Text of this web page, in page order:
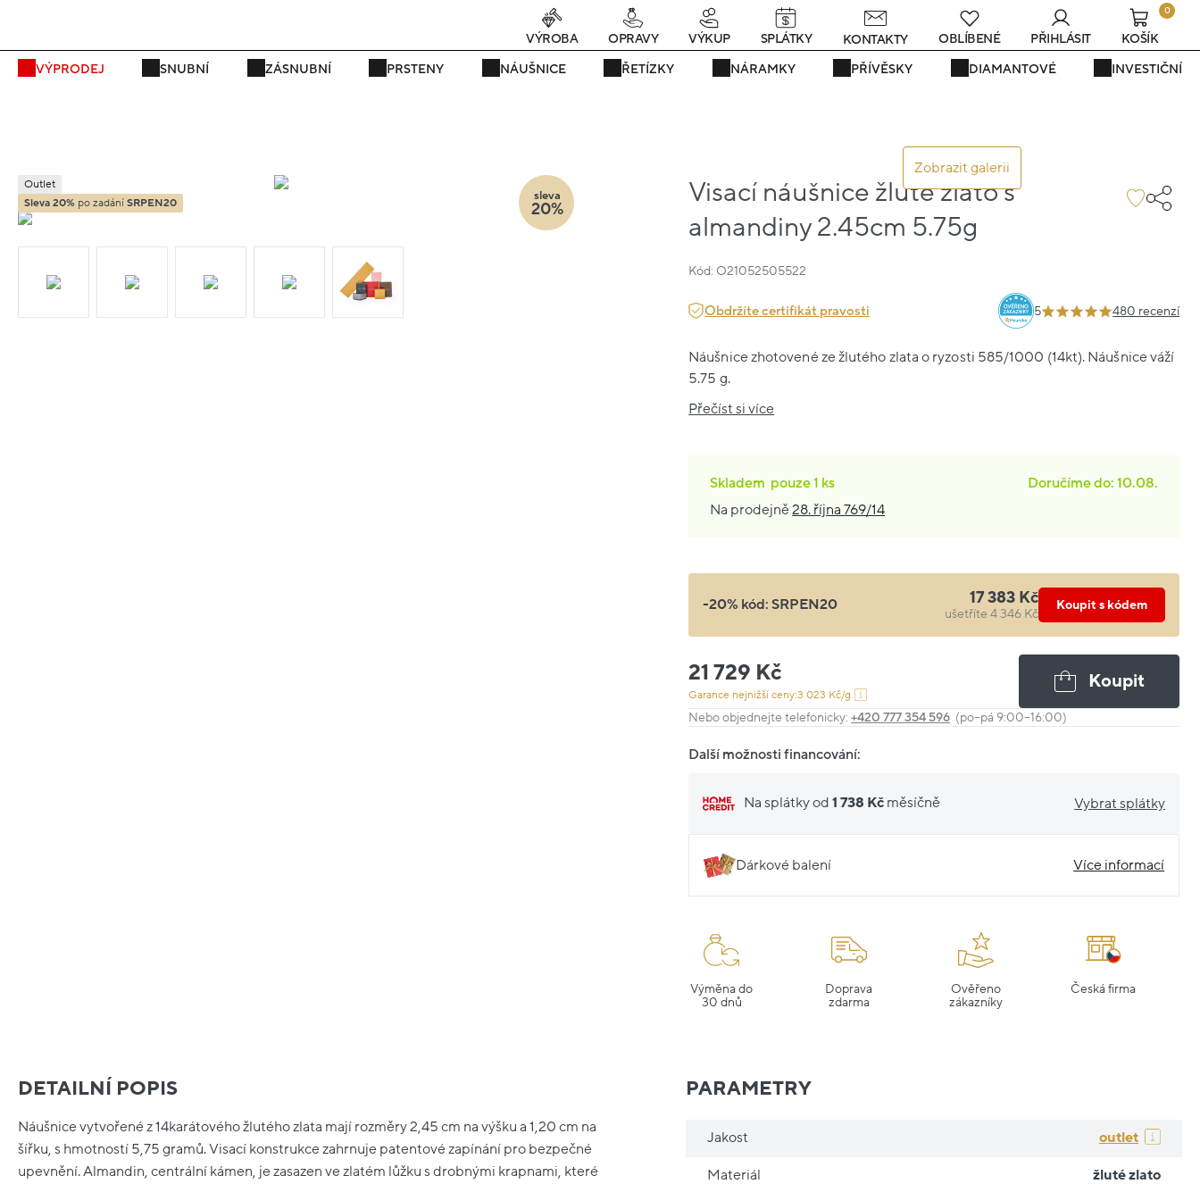
Právě teď! - 20 % na vše! Kód: SRPEN20 25 dní : 8h : 16m : 59s
VÝPRODEJ SNUBNÍ ZÁSNUBNÍ PRSTENY NÁUŠNICE ŘETÍZKY NÁRAMKY PŘÍVĚSKY DIAMANTOVÉ INVESTIČNÍ
VÝROBA OPRAVY VÝKUP SPLÁTKY KONTAKTY OBLÍBENÉ PŘIHLÁSIT
0
KOŠÍK
Zobrazit galerii
Visací náušnice žluté zlato s
almandiny 2.45cm 5.75g
Kód: O21052505522
Outlet
Sleva 20% po zadání SRPEN20
sleva
20%
Obdržíte certifikát pravosti 5 480 recenzí
Náušnice zhotovené ze žlutého zlata o ryzosti 585/1000 (14kt). Náušnice váží
5.75 g.
Přečíst si více
Skladem pouze1 ks
Doručíme do: 10.08.
Na prodejně28. října 769/14
-20% kód:SRPEN20 17 383 Kč
ušetříte 4 346 Kč
Koupit s kódem
21 729 Kč
Garance nejnižší ceny:3 023 Kč/g
Koupit
Nebo objednejte telefonicky:+420 777 354 596 (po–pá 9:00–16:00)
Další možnosti financování:
Na splátky od1 738 Kč měsíčně Vybrat splátky
Dárkové balení Více informací
Výměna do
30 dnů
Doprava
zdarma
Ověřeno
zákazníky
Česká firma
DETAILNÍ POPIS
Náušnice vytvořené z 14karátového žlutého zlata mají rozměry 2,45 cm na výšku a 1,20 cm na
šířku, s hmotností 5,75 gramů. Visací konstrukce zahrnuje patentové zapínání pro bezpečné
upevnění. Almandin, centrální kámen, je zasazen ve zlatém lůžku s drobnými krapnami, které
PARAMETRY
Jakost outlet
Materiál žluté zlato